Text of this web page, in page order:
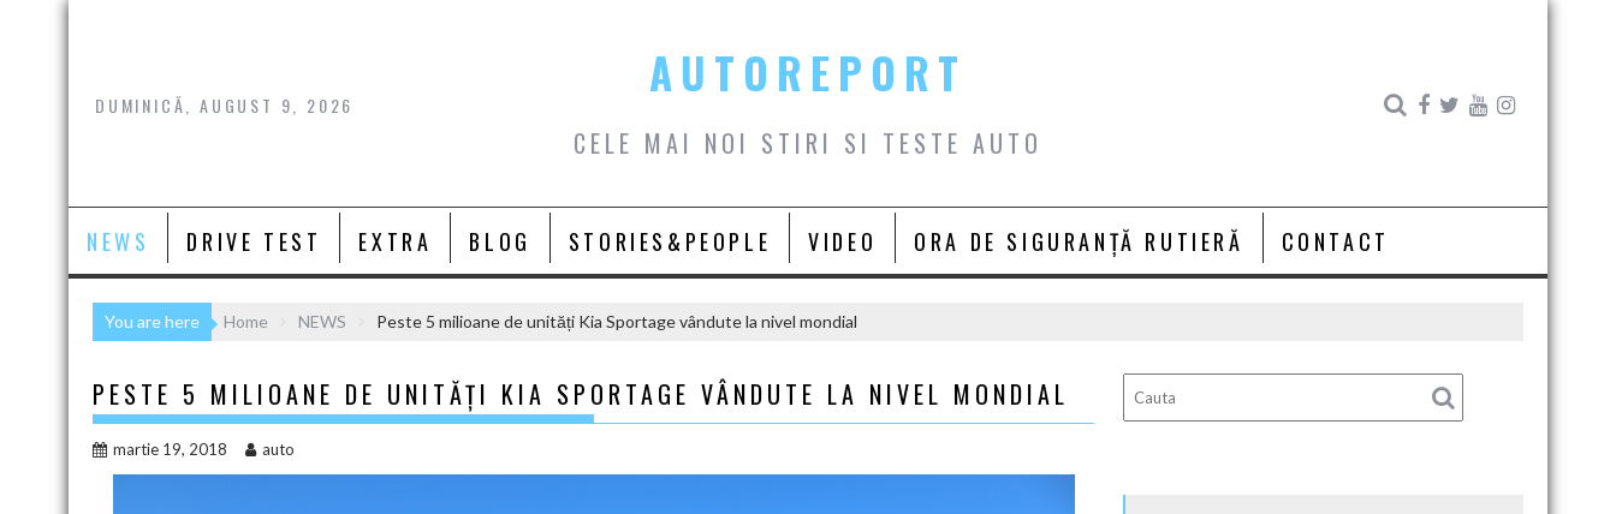
Skip
DUMINICĂ, AUGUST 9, 2026
AUTOREPORT
CELE MAI NOI STIRI SI TESTE AUTO
NEWS DRIVE TEST EXTRA BLOG STORIES&PEOPLE VIDEO ORA DE SIGURANȚĂ RUTIERĂ CONTACT
You are here Home NEWS Peste 5 milioane de unități Kia Sportage vândute la nivel mondial
PESTE 5 MILIOANE DE UNITĂȚI KIA SPORTAGE VÂNDUTE LA NIVEL MONDIAL
martie 19, 2018 auto